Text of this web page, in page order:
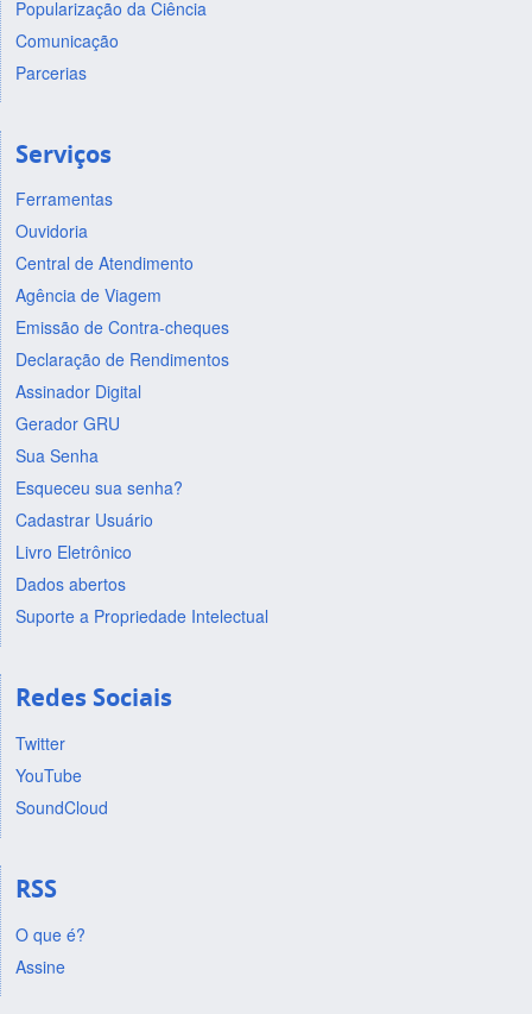
Popularização da Ciência
Comunicação
Parcerias
Serviços
Ferramentas
Ouvidoria
Central de Atendimento
Agência de Viagem
Emissão de Contra-cheques
Declaração de Rendimentos
Assinador Digital
Gerador GRU
Sua Senha
Esqueceu sua senha?
Cadastrar Usuário
Livro Eletrônico
Dados abertos
Suporte a Propriedade Intelectual
Redes Sociais
Twitter
YouTube
SoundCloud
RSS
O que é?
Assine